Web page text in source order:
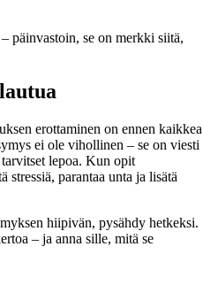
päinvastoin, se on merkki siitä,
erottaminen on ennen kaikkea
ei ole vihollinen – se on viesti
lepoa. Kun opit
stressiä, parantaa unta ja lisätä
hiipivän, pysähdy hetkeksi.
– ja anna sille, mitä se